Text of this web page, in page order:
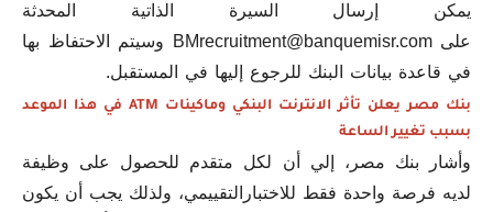
يمكن إرسال السيرة الذاتية المحدثة
على BMrecruitment@banquemisr.com وسيتم الاحتفاظ بها
في قاعدة بيانات البنك للرجوع إليها في المستقبل.
بنك مصر يعلن تأثر الانترنت البنكي وماكينات ATM في هذا الموعد
بسبب تغيير الساعة
وأشار بنك مصر، إلي أن لكل متقدم للحصول على وظيفة
لديه فرصة واحدة فقط للاختبارالتقييمي، ولذلك يجب أن يكون